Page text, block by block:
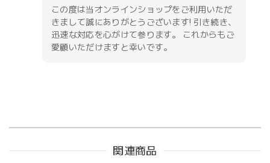
この度は当オンラインショップをご利用いただ
きまして誠にありがとうございます! 引き続き、
迅速な対応を心がけて参ります。 これからもご
愛顧いただけますと幸いです。
関連商品